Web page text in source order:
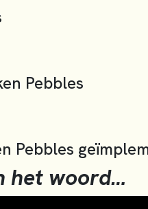
Pebbles
Pebbles
het woord…